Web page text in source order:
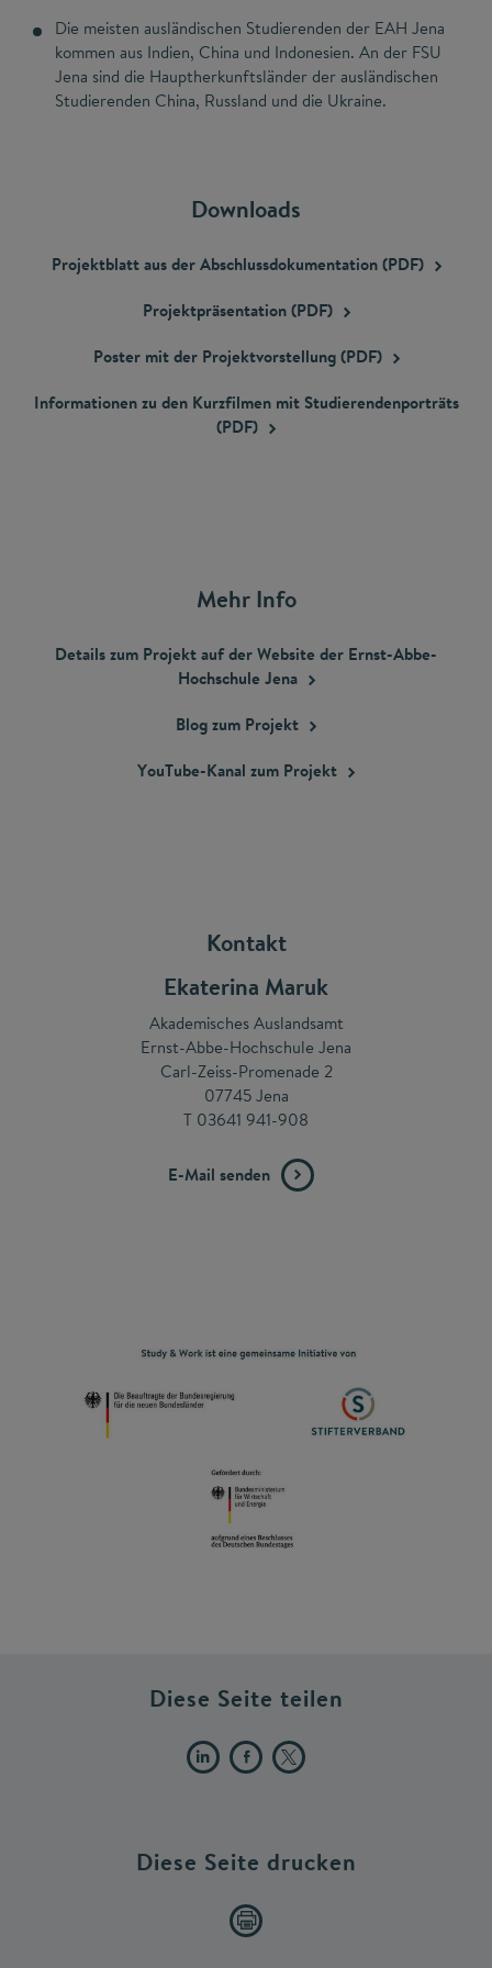
Die meisten ausländischen Studierenden der EAH Jena
kommen aus Indien, China und Indonesien. An der FSU
Jena sind die Hauptherkunftsländer der ausländischen
Studierenden China, Russland und die Ukraine.
Downloads
Projektblatt aus der Abschlussdokumentation(PDF)
Projektpräsentation(PDF)
Poster mit der Projektvorstellung(PDF)
Informationen zu den Kurzfilmen mit Studierendenporträts
(PDF)
Mehr Info
Details zum Projekt auf der Website der Ernst-Abbe-
Hochschule Jena
Blog zum Projekt
YouTube-Kanal zum Projekt
Kontakt
Ekaterina Maruk
Akademisches Auslandsamt
Ernst-Abbe-Hochschule Jena
Carl-Zeiss-Promenade 2
07745 Jena
T 03641 941-908
E-Mail senden
Diese Seite teilen
Diese Seite drucken